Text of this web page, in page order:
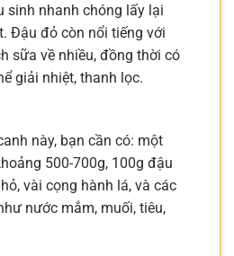
sinh nhanh chóng lấy lại
Đậu đỏ còn nổi tiếng với
sữa về nhiều, đồng thời có
giải nhiệt, thanh lọc.
này, bạn cần có: một
500-700g, 100g đậu
vài cọng hành lá, và các
nước mắm, muối, tiêu,